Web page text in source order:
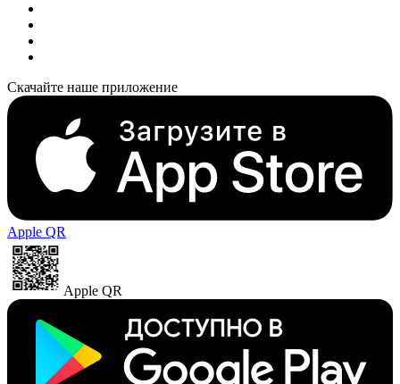
Скачайте наше приложение
Apple QR
Apple QR